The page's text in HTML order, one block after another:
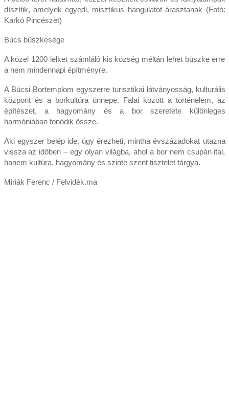
díszítik, amelyek egyedi, misztikus hangulatot árasztanak (Fotó:
Karkó Pincészet)
Búcs büszkesége
A közel 1200 lelket számláló kis község méltán lehet büszke erre
a nem mindennapi építményre.
A Búcsi Bortemplom egyszerre turisztikai látványosság, kulturális
központ és a borkultúra ünnepe. Falai között a történelem, az
építészet, a hagyomány és a bor szeretete különleges
harmóniában fonódik össze.
Aki egyszer belép ide, úgy érezheti, mintha évszázadokat utazna
vissza az időben – egy olyan világba, ahol a bor nem csupán ital,
hanem kultúra, hagyomány és szinte szent tisztelet tárgya.
Miriák Ferenc / Felvidék.ma